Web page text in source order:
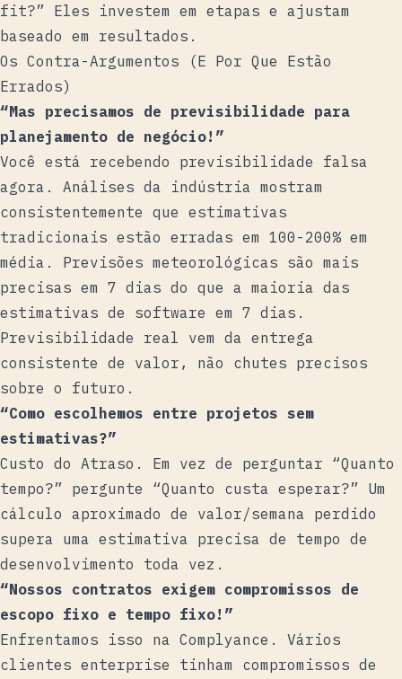
fit?” Eles investem em etapas e ajustam
baseado em resultados.
Os Contra-Argumentos (E Por Que Estão
Errados)
“Mas precisamos de previsibilidade para
planejamento de negócio!”
Você está recebendo previsibilidade falsa
agora. Análises da indústria mostram
consistentemente que estimativas
tradicionais estão erradas em 100-200% em
média. Previsões meteorológicas são mais
precisas em 7 dias do que a maioria das
estimativas de software em 7 dias.
Previsibilidade real vem da entrega
consistente de valor, não chutes precisos
sobre o futuro.
“Como escolhemos entre projetos sem
estimativas?”
Custo do Atraso . Em vez de perguntar “Quanto
tempo?” pergunte “Quanto custa esperar?” Um
cálculo aproximado de valor/semana perdido
supera uma estimativa precisa de tempo de
desenvolvimento toda vez.
“Nossos contratos exigem compromissos de
escopo fixo e tempo fixo!”
Enfrentamos isso na Complyance. Vários
clientes enterprise tinham compromissos de